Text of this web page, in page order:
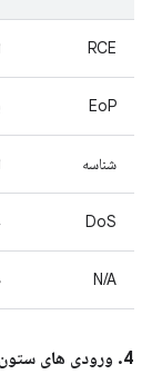
RCE
EoP
شناسه
DoS
N/A
4. ورودی های ستون